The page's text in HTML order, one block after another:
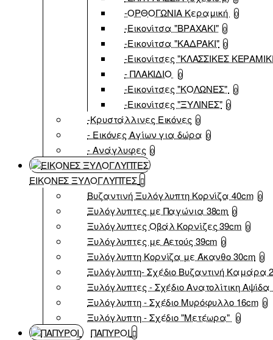
-ΟΡΘΟΓΩΝΙΑ Κεραμική 0
-Εικονίτσα "ΒΡΑΧΑΚΙ" 0
-Εικονίτσα "ΚΑΔΡΑΚΙ" 0
-Εικονίτσες "ΚΛΑΣΣΙΚΕΣ
- ΠΛΑΚΙΔΙΟ
0
-Εικονίτσες "ΚΟΛΩΝΕΣ" 0
-Εικονίτσες "ΞΥΛΙΝΕΣ" 0
-Κρυστάλλινες Εικόνες 0
- Εικόνες Αγίων για δώρα 0
- Ανάγλυφες 0
ΕΙΚΟΝΕΣ ΞΥΛΟΓΛΥΠΤΕΣ
Βυζαντινή Ξυλόγλυπτη Κορνίζα 40cm 0
Ξυλόγλυπτες με Παγώνια 38cm 0
Ξυλόγλυπτες Οβάλ Κορνίζες 39cm 0
Ξυλόγλυπτες με Αετούς 39cm 0
Ξυλόγλυπτη Κορνίζα με Άκανθο 30cm 0
Ξυλόγλυπτη- Σχέδιο Βυζαντινή Καμάρα
Ξυλόγλυπτες - Σχέδιο Ανατολίτικη Αψίδα
Ξυλόγλυπτη - Σχέδιο Μυρόφυλλο 16cm 0
Ξυλόγλυπτη - Σχέδιο "Μετέωρα" 0
ΠΑΠΥΡΟΙ